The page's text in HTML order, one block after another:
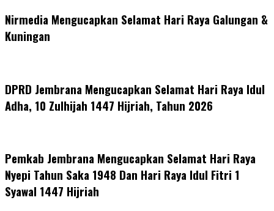
Nirmedia Mengucapkan Selamat Hari Raya Galungan &
Kuningan
DPRD Jembrana Mengucapkan Selamat Hari Raya Idul
Adha, 10 Zulhijah 1447 Hijriah, Tahun 2026
Pemkab Jembrana Mengucapkan Selamat Hari Raya
Nyepi Tahun Saka 1948 Dan Hari Raya Idul Fitri 1
Syawal 1447 Hijriah